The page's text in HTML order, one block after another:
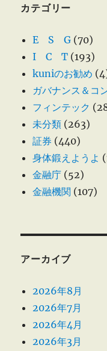
カテゴリー
E S G (70)
I C T (193)
kuniのお勧め
ガバナンス＆コ
フィンテック
未分類 (263)
証券 (440)
身体鍛えようよ
金融庁 (52)
金融機関 (107)
アーカイブ
2026年8月
2026年7月
2026年4月
2026年3月